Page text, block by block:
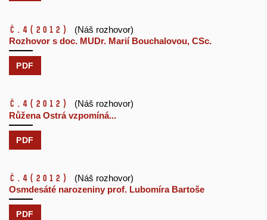
č.4 (2012)
(Náš rozhovor)
Rozhovor s doc. MUDr. Marií Bouchalovou, CSc.
PDF
č.4 (2012)
(Náš rozhovor)
Růžena Ostrá vzpomíná...
PDF
č.4 (2012)
(Náš rozhovor)
Osmdesáté narozeniny prof. Lubomíra Bartoše
PDF